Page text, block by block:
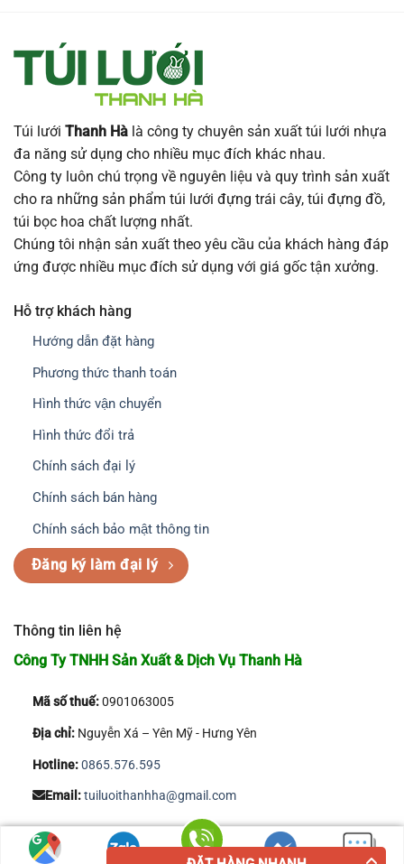
Túi lưới Thanh Hà là công ty chuyên sản xuất túi lưới nhựa
đa năng sử dụng cho nhiều mục đích khác nhau.
Công ty luôn chú trọng về nguyên liệu và quy trình sản xuất
cho ra những sản phẩm túi lưới đựng trái cây, túi đựng đồ,
túi bọc hoa chất lượng nhất.
Chúng tôi nhận sản xuất theo yêu cầu của khách hàng đáp
ứng được nhiều mục đích sử dụng với giá gốc tận xưởng.
Hỗ trợ khách hàng
Hướng dẫn đặt hàng
Phương thức thanh toán
Hình thức vận chuyển
Hình thức đổi trả
Chính sách đại lý
Chính sách bán hàng
Chính sách bảo mật thông tin
Đăng ký làm đại lý
Thông tin liên hệ
Công Ty TNHH Sản Xuất & Dịch Vụ Thanh Hà
Mã số thuế:0901063005
Địa chỉ:Nguyễn Xá – Yên Mỹ - Hưng Yên
Hotline:0865.576.595
Email:tuiluoithanhha@gmail.com
Copyright 2026 © Công Ty TNHH Sản Xuất & Dịch Vụ Thanh Hà